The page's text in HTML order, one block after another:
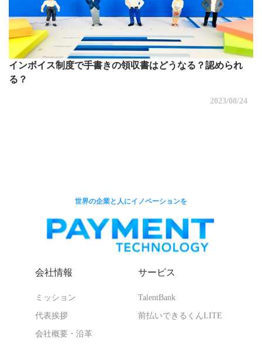
インボイス制度で手書きの領収書はどうなる？認められ
る？
2023/08/24
世界の企業と人にイノベーションを
会社情報
ミッション
代表挨拶
会社概要・沿革
サービス
TalentBank
前払いできるくんLITE